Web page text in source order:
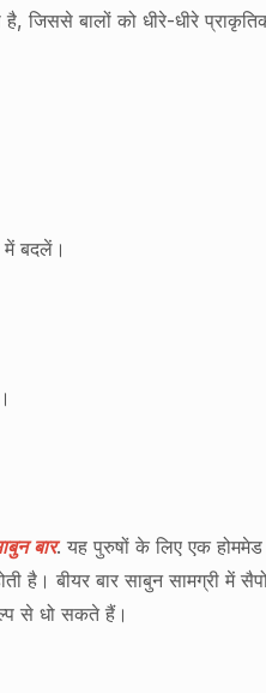
जिससे बालों को धीरे-धीरे
में बदलें।
बार. यह पुरुषों के लिए एक होममेड
है। बीयर बार साबुन सामग्री में
से धो सकते हैं।